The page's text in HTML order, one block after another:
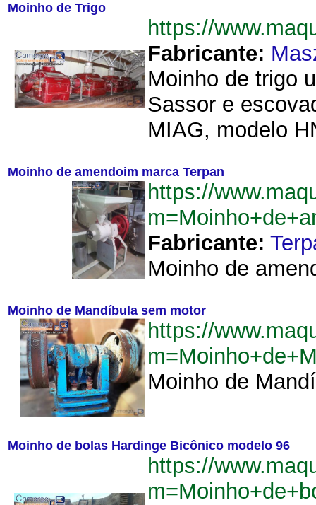
Moinho de Trigo
https://
Fabricante:
Moinho de trigo
Sassor e
MIAG, modelo
Moinho de amendoim marca Terpan
https://
Fabricante:
Moinho de
Moinho de Mandíbula sem motor
https://
Moinho de
Moinho de bolas Hardinge Bicônico modelo 96
https://